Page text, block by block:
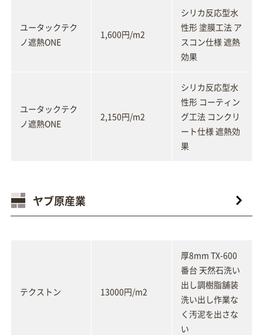
ユータックテク
ノ遮熱ONE
1,600円/m2
シリカ反応型水
性形 塗膜工法 ア
スコン仕様 遮熱
効果
ユータックテク
ノ遮熱ONE
2,150円/m2
シリカ反応型水
性形 コーティン
グ工法 コンクリ
ート仕様 遮熱効
果
ヤブ原産業
テクストン 13000円/m2
厚8mm TX-600
番台 天然石洗い
出し調樹脂舗装
洗い出し作業な
く汚泥を出さな
い